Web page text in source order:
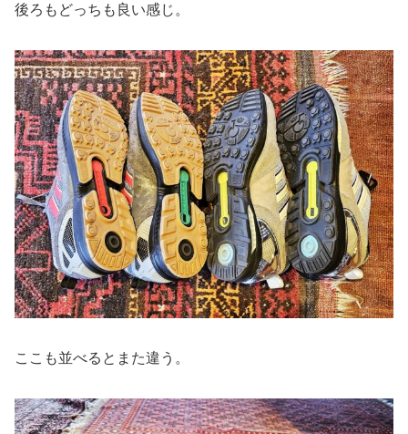
後ろもどっちも良い感じ。
ここも並べるとまた違う。